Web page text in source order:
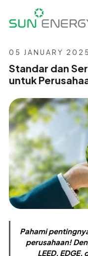
05 JANUARY 2025
Standar dan
untuk
Pahami
perusahaan!
LEED,